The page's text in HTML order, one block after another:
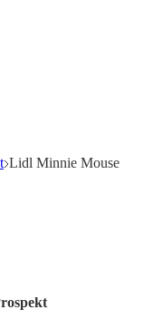
Lidl Minnie Mouse